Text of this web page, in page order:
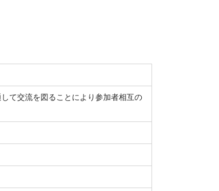
て交流を図ることにより参加者相互の